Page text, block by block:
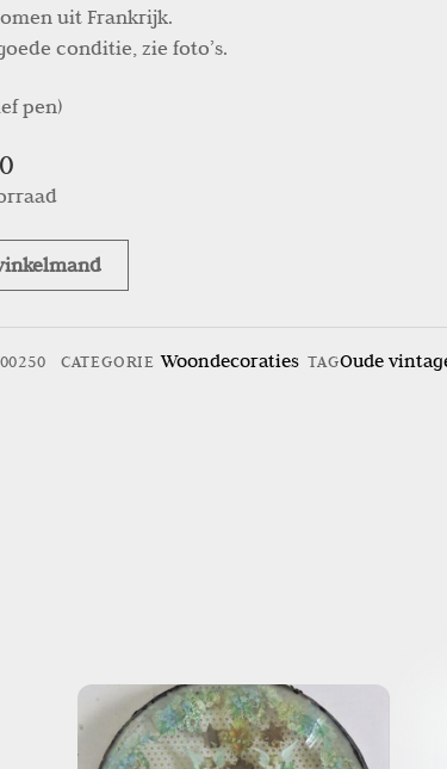
uit Frankrijk.
conditie, zie foto’s.
pen)
CATEGORIEWoondecoraties TAGOude